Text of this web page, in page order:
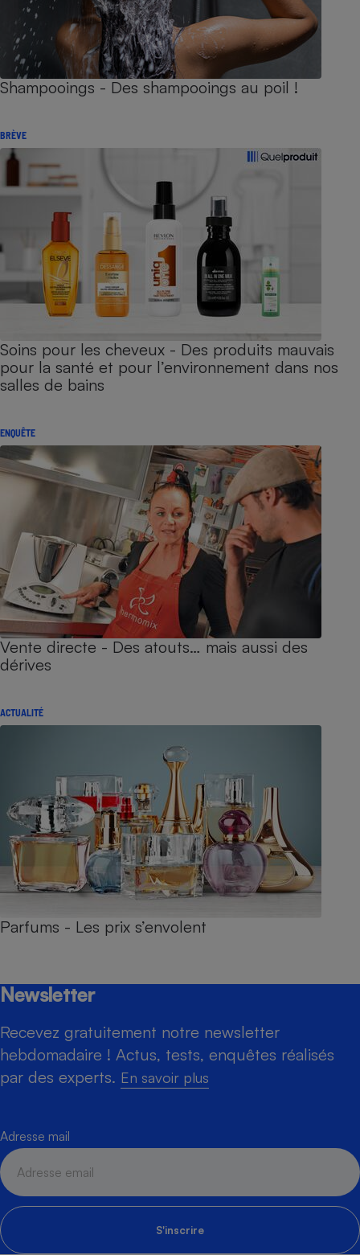
Shampooings - Des shampooings au poil !
BRÈVE
Soins pour les cheveux - Des produits mauvais
pour la santé et pour l’environnement dans nos
salles de bains
ENQUÊTE
Vente directe - Des atouts… mais aussi des
dérives
ACTUALITÉ
Parfums - Les prix s’envolent
Newsletter
Recevez gratuitement notre newsletter
hebdomadaire ! Actus, tests, enquêtes réalisés
par des experts. En savoir plus
Adresse mail
S'inscrire